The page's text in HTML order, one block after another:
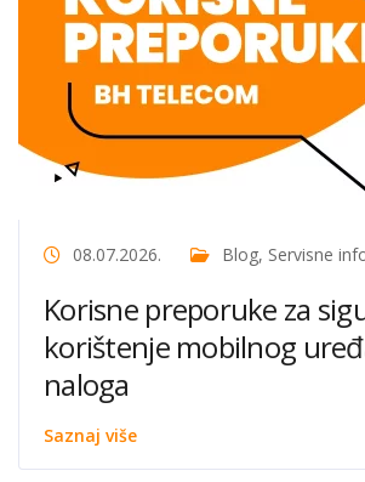
08.07.2026. Blog, Servisne
Korisne preporuke za
korištenje mobilnog
naloga
Saznaj više